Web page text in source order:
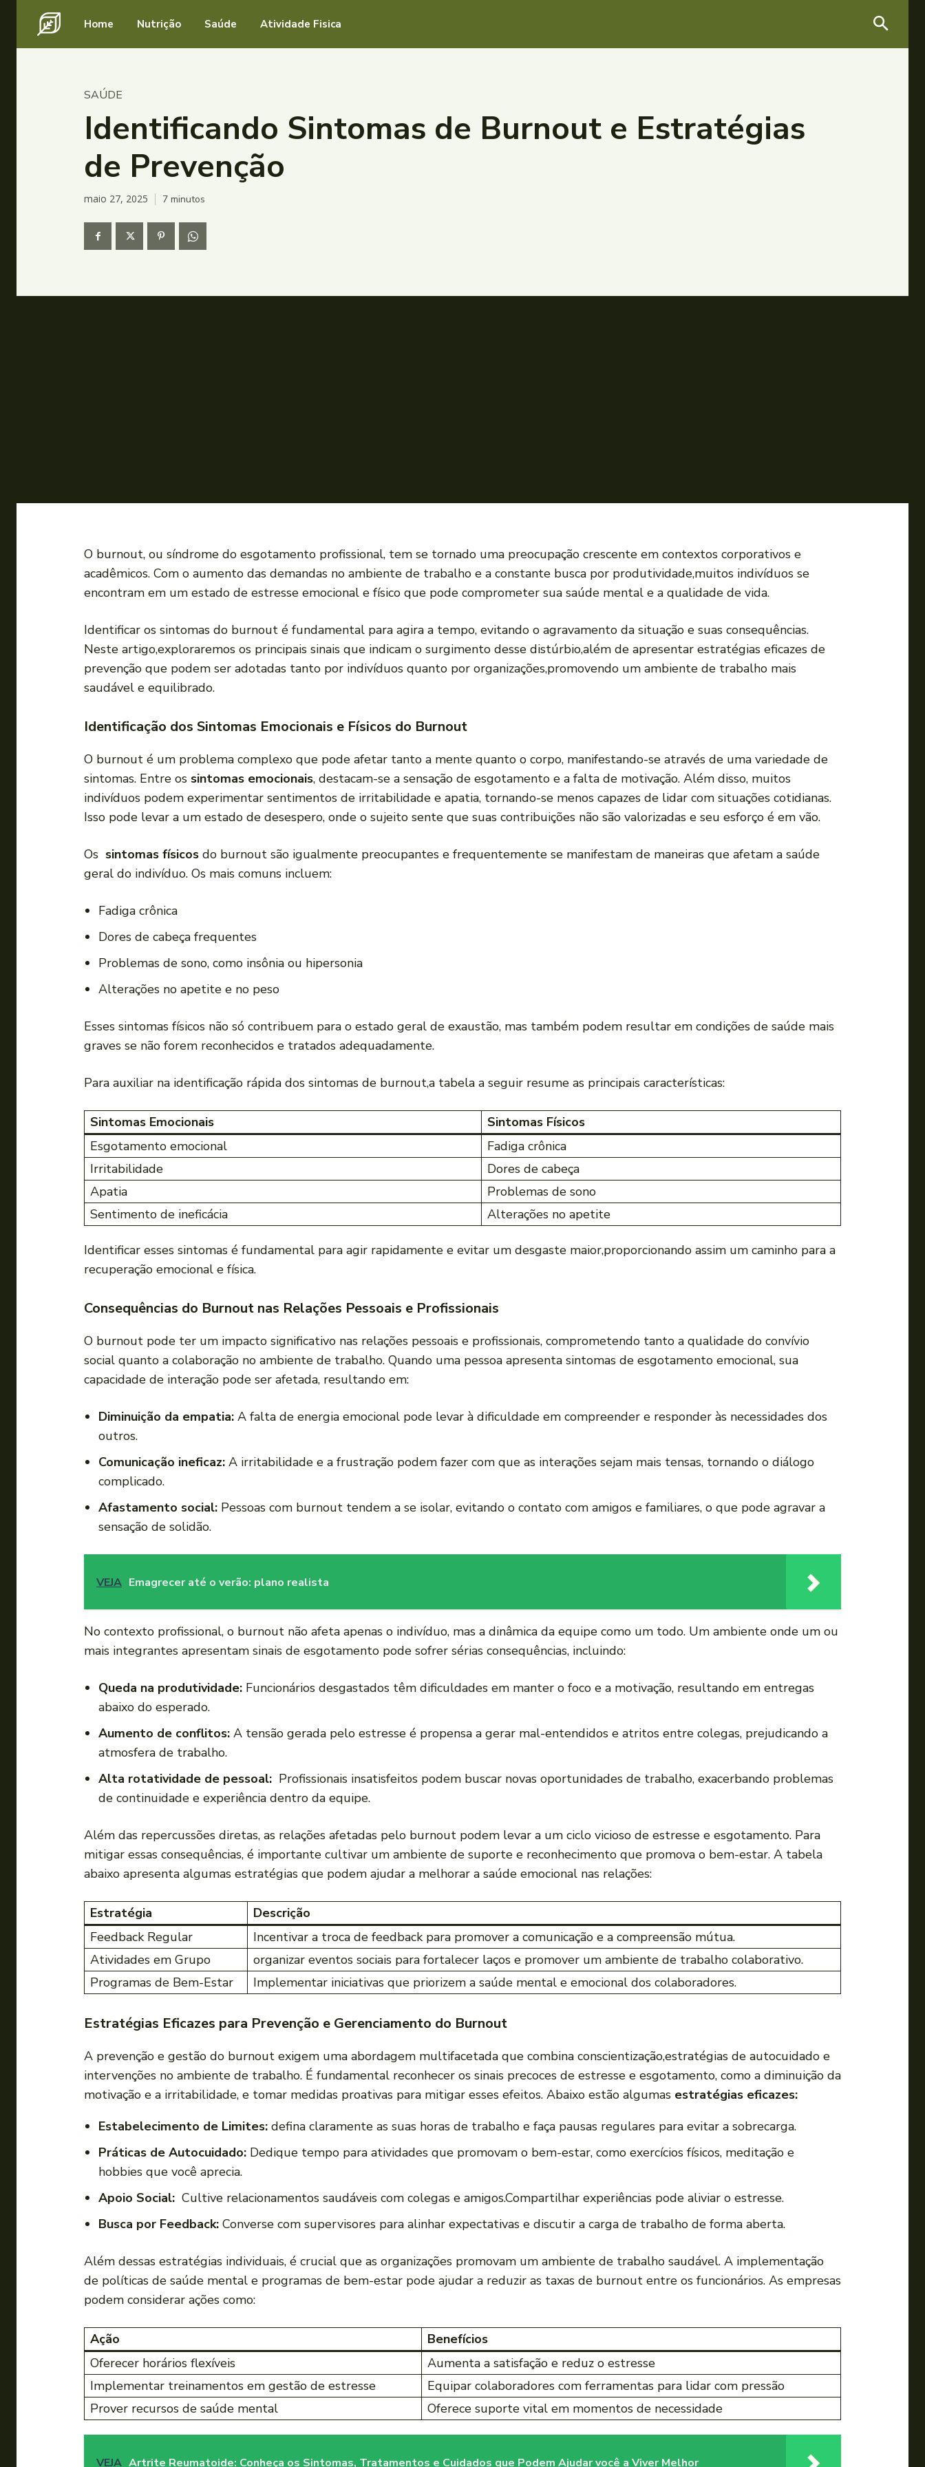
Home Nutrição Saúde Atividade Fisica
SAÚDE
Identificando Sintomas de Burnout e Estratégias
de Prevenção
maio 27, 2025 7 minutos
O burnout, ou síndrome do ​esgotamento profissional, tem se tornado uma preocupação crescente em contextos corporativos e​
acadêmicos.​ Com o aumento das ⁣demandas no ambiente de trabalho e a constante busca por produtividade,muitos ⁢indivíduos se
encontram em⁢ um estado de estresse emocional e físico ‌que pode⁣ comprometer ‍sua ⁤saúde mental e a qualidade de vida.
Identificar os sintomas do burnout é fundamental para ⁢agira a tempo, evitando o agravamento da⁤ situação‌ e suas consequências.
Neste artigo,exploraremos os principais sinais que indicam​ o surgimento desse distúrbio,além‍ de ⁣apresentar estratégias‍ eficazes de
prevenção que podem ser adotadas tanto por ​indivíduos quanto por organizações,promovendo um ⁤ambiente de trabalho mais
saudável e ‌equilibrado.
Identificação dos Sintomas‌ Emocionais e Físicos do Burnout
O burnout é um ⁤problema complexo que pode afetar tanto a mente quanto o corpo, manifestando-se através de uma variedade ⁤de
sintomas. ⁢Entre os sintomas emocionais, destacam-se ⁣a ‍sensação de esgotamento e a⁤ falta ⁤de ​motivação. Além disso, muitos⁣
indivíduos ‌podem experimentar sentimentos⁢ de irritabilidade e ‍apatia, tornando-se menos capazes ⁢de lidar com situações cotidianas.
Isso pode levar a um estado ​de desespero, onde o‌ sujeito‍ sente que ⁢suas contribuições não são valorizadas e seu esforço‌ é em vão.
Os ​ sintomas⁣ físicos do burnout são igualmente preocupantes e frequentemente se manifestam de maneiras‍ que ⁢afetam a saúde
geral ‌do indivíduo.‍ Os mais comuns incluem:
Fadiga crônica
Dores de cabeça frequentes
Problemas de⁣ sono, como insônia ou hipersonia
Alterações ⁣no apetite e no peso
Esses sintomas físicos‍ não só contribuem para o⁤ estado geral de exaustão, mas também podem‍ resultar em‌ condições de saúde mais
graves⁣ se não forem reconhecidos e ‍tratados adequadamente.
Para auxiliar​ na ‍identificação rápida dos sintomas de burnout,a tabela ⁣a seguir⁣ resume as principais características:
Sintomas‌ Emocionais
Sintomas ‌Físicos
Esgotamento ⁢emocional
Fadiga crônica
Irritabilidade
Dores de cabeça
Apatia
Problemas de ⁣sono
Sentimento de⁤ ineficácia
Alterações no apetite
Identificar⁣ esses ‍sintomas é fundamental para agir rapidamente e ⁤evitar ‌um‌ desgaste maior,proporcionando​ assim um caminho para a
recuperação emocional e ⁤física.
Consequências ‍do Burnout nas Relações Pessoais e ⁤Profissionais
O ⁣burnout pode ter um‍ impacto‌ significativo nas relações pessoais e​ profissionais, comprometendo tanto a qualidade ‌do convívio
social quanto a colaboração no ambiente de trabalho. ⁢Quando ‍uma‌ pessoa apresenta sintomas de esgotamento emocional, ‌sua
⁤capacidade de interação pode ser afetada, resultando em:
Diminuição ‍da empatia: A falta de energia ⁤emocional pode levar à ‍dificuldade em compreender e ‍responder às necessidades dos
outros.
Comunicação ineficaz: A irritabilidade e a ⁤frustração podem fazer com que as‌ interações sejam mais tensas,⁢ tornando o diálogo
complicado.
Afastamento social: Pessoas com burnout tendem a se isolar,‍ evitando⁢ o‌ contato com amigos e ‍familiares, o que pode agravar ‍a
sensação de solidão.
VEJA Emagrecer até o verão: plano realista
No contexto profissional, o ⁢burnout ‍não afeta apenas o indivíduo, mas a‍ dinâmica​ da equipe como um todo.​ Um ambiente onde‍ um ou​
mais integrantes apresentam sinais ⁤de esgotamento pode ⁣sofrer sérias consequências, incluindo:
Queda na produtividade: Funcionários desgastados têm⁣ dificuldades em manter o foco⁣ e​ a motivação, ‌resultando em entregas
abaixo do esperado.
Aumento de⁤ conflitos: A tensão gerada pelo estresse‌ é propensa ‌a gerar ⁢mal-entendidos e atritos entre colegas, prejudicando a
atmosfera de‌ trabalho.
Alta rotatividade ⁢de pessoal: ​ Profissionais⁣ insatisfeitos podem buscar novas oportunidades de trabalho, ⁢exacerbando problemas
de continuidade e ⁣experiência dentro da equipe.
Além das ‌repercussões diretas, as​ relações afetadas pelo ‍burnout podem levar a um ciclo vicioso de estresse e esgotamento. Para
mitigar essas consequências, ⁢é importante cultivar um ambiente de ‍suporte e reconhecimento que promova o bem-estar. A tabela
abaixo⁤ apresenta algumas ​estratégias que‍ podem ajudar​ a melhorar a saúde‍ emocional nas relações:
Estratégia
Descrição
Feedback Regular
Incentivar a troca de‍ feedback para promover a comunicação e a compreensão mútua.
Atividades​ em Grupo
organizar ⁤eventos sociais para fortalecer laços e promover um ‌ambiente ‌de trabalho colaborativo.
Programas de Bem-Estar
Implementar iniciativas que priorizem a⁣ saúde ⁣mental ⁢e‌ emocional dos colaboradores.
Estratégias Eficazes ⁢para Prevenção‍ e Gerenciamento do Burnout
A prevenção e⁣ gestão do burnout⁢ exigem uma ​abordagem⁤ multifacetada que combina conscientização,estratégias ⁤de autocuidado e
intervenções no​ ambiente‍ de trabalho. É fundamental reconhecer os ⁤sinais ⁤precoces de estresse e​ esgotamento, como a diminuição da
motivação e a irritabilidade, ⁢e tomar medidas proativas para‍ mitigar esses efeitos. Abaixo ‌estão algumas estratégias eficazes:
Estabelecimento de Limites: defina ⁣claramente as ⁢suas horas de trabalho e ​faça pausas⁢ regulares para evitar a ‍sobrecarga.
Práticas de Autocuidado: Dedique⁢ tempo para‍ atividades que promovam o bem-estar,⁤ como exercícios físicos, meditação e
hobbies que você aprecia.
Apoio Social: ⁣ Cultive relacionamentos ‌saudáveis com colegas ⁤e amigos.Compartilhar experiências pode⁤ aliviar o estresse.
Busca​ por‍ Feedback: Converse com supervisores para alinhar expectativas e discutir a carga de trabalho de forma aberta.
Além dessas estratégias​ individuais, é crucial que‍ as organizações promovam um ambiente de trabalho‍ saudável. A implementação
de políticas de saúde ​mental e⁢ programas ⁢de​ bem-estar pode ⁣ajudar⁢ a reduzir as taxas de burnout entre os ​funcionários. As empresas
podem considerar ações como:
Ação
Benefícios
Oferecer horários flexíveis
Aumenta a satisfação ​e reduz o⁣ estresse
Implementar treinamentos em gestão de estresse
Equipar colaboradores ‍com ferramentas para lidar com pressão
Prover ⁤recursos de saúde ​mental
Oferece suporte vital ⁣em momentos⁢ de necessidade
VEJA Artrite Reumatoide: Conheça os Sintomas, Tratamentos e Cuidados que Podem Ajudar você a Viver Melhor